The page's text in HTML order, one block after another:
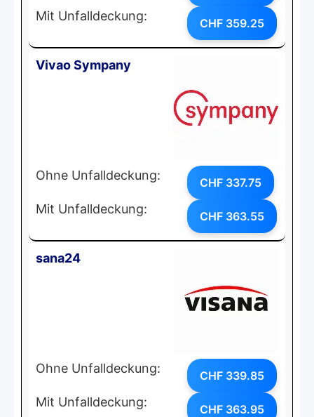
Mit Unfalldeckung: CHF 359.25
Vivao Sympany
Ohne Unfalldeckung: CHF 337.75
Mit Unfalldeckung: CHF 363.55
sana24
Ohne Unfalldeckung: CHF 339.85
Mit Unfalldeckung: CHF 363.95